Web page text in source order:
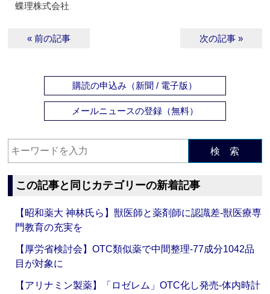
蝶理株式会社
« 前の記事 次の記事 »
購読の申込み（新聞 / 電子版）
メールニュースの登録（無料）
検 索
この記事と同じカテゴリーの新着記事
【昭和薬大 神林氏ら】獣医師と薬剤師に認識差‐獣医療専
門教育の充実を
【厚労省検討会】OTC類似薬で中間整理‐77成分1042品
目が対象に
【アリナミン製薬】「ロゼレム」OTC化し発売‐体内時計